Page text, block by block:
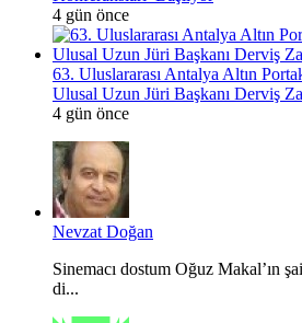
4 gün önce
63. Uluslararası Antalya Altın
Ulusal Uzun Jüri Başkanı Derviş
4 gün önce
Nevzat Doğan
Sinemacı dostum Oğuz Makal’ın
di...